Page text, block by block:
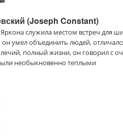
(Joseph Constant)
Яркона служила местом встреч для
он умел объединить людей,
полный жизни, он говорил с
необыкновенно теплыми